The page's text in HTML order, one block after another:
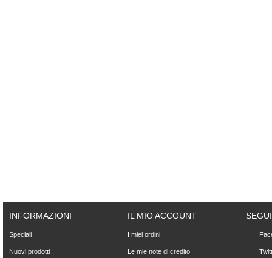
INFORMAZIONI
Speciali
Nuovi prodotti
IL MIO ACCOUNT
I miei ordini
Le mie note di credito